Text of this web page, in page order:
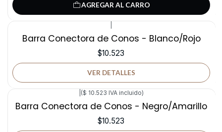
AGREGAR AL CARRO
Barra Conectora de Conos - Blanco/Rojo
$10.523
VER DETALLES
($ 10.523 IVA incluido)
Barra Conectora de Conos - Negro/Amarillo
$10.523